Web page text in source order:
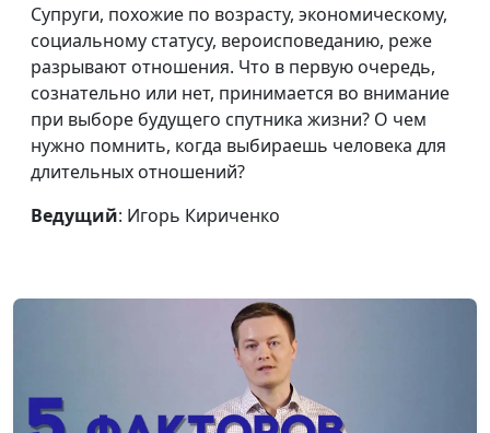
лишнее?
священнослужитель
Как понять Библию?
Артем Таварян,
священнослужитель
#120
А если Библию
изменили?
Артем Таварян,
#119
Библия и наука -
Артем Таварян,
Библии
священнослужитель
Артем Таварян,
священнослужитель
Будешь читать Библию
Артем Таварян,
Супруги, похожие по возрасту, экономическому,
социальному статусу, вероисповеданию, реже
разрывают отношения. Что в первую очередь,
сознательно или нет, принимается во внимание
при выборе будущего спутника жизни? О чем
нужно помнить, когда выбираешь человека для
длительных отношений?
Ведущий: Игорь Кириченко